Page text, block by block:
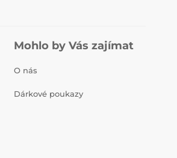
Mohlo by Vás zajímat
O nás
Dárkové poukazy